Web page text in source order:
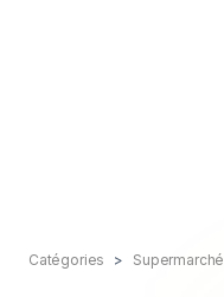
Catégories Supermarché